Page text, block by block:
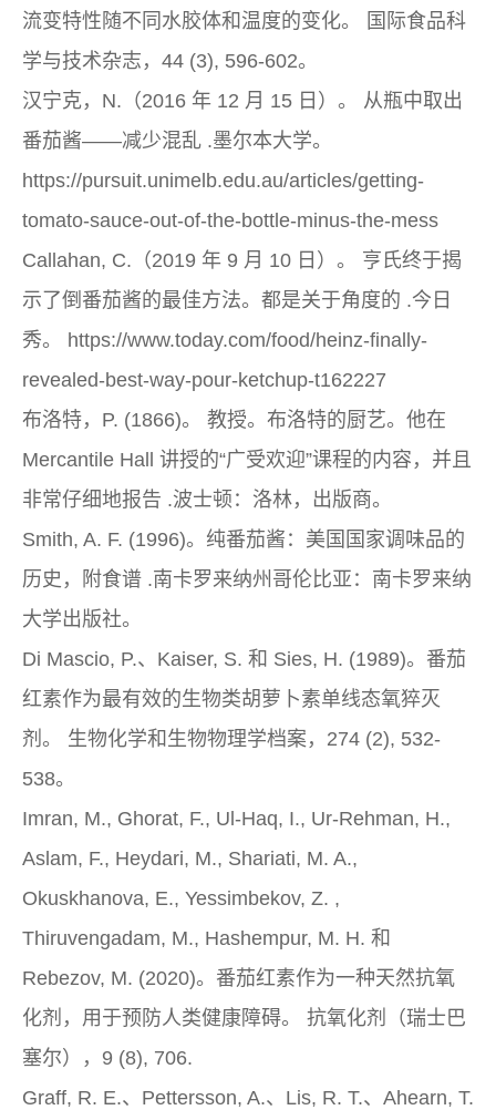
流变特性随不同水胶体和温度的变化。
国际食品科
学与技术杂志，44 (3), 596-602。
汉宁克，N.（2016 年 12 月 15 日）。 从瓶中取出
番茄酱——减少混乱 .墨尔本大学。
https://pursuit.unimelb.edu.au/articles/getting-
tomato-sauce-out-of-the-bottle-minus-the-mess
Callahan, C.（2019 年 9 月 10 日）。 亨氏终于揭
示了倒番茄酱的最佳方法。都是关于角度的 .今日
秀。 https://www.today.com/food/heinz-finally-
revealed-best-way-pour-ketchup-t162227
布洛特，P. (1866)。 教授。布洛特的厨艺。他在
Mercantile Hall 讲授的“广受欢迎”课程的内容，并且
非常仔细地报告 .波士顿：洛林，出版商。
Smith, A. F. (1996)。 纯番茄酱：美国国家调味品的
历史，附食谱 .南卡罗来纳州哥伦比亚：南卡罗来纳
大学出版社。
Di Mascio, P.、Kaiser, S. 和 Sies, H. (1989)。番茄
红素作为最有效的生物类胡萝卜素单线态氧猝灭
剂。 生物化学和生物物理学档案，274 (2), 532-
538。
Imran, M., Ghorat, F., Ul-Haq, I., Ur-Rehman, H.,
Aslam, F., Heydari, M., Shariati, M. A.,
Okuskhanova, E., Yessimbekov, Z. ,
Thiruvengadam, M., Hashempur, M. H. 和
Rebezov, M. (2020)。番茄红素作为一种天然抗氧
化剂，用于预防人类健康障碍。 抗氧化剂（瑞士巴
塞尔），9 (8), 706.
Graff, R. E.、Pettersson, A.、Lis, R. T.、Ahearn, T.